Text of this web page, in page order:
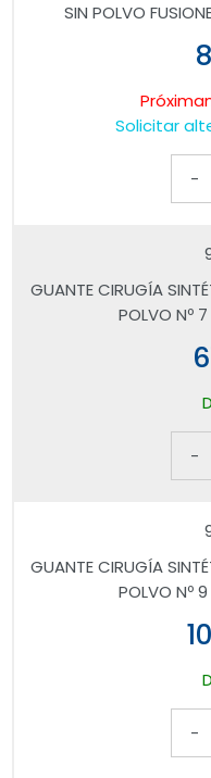
SIN POLVO
Solicitar
-
GUANTE CIRUGÍA
POLVO Nº
-
GUANTE CIRUGÍA
POLVO Nº
-